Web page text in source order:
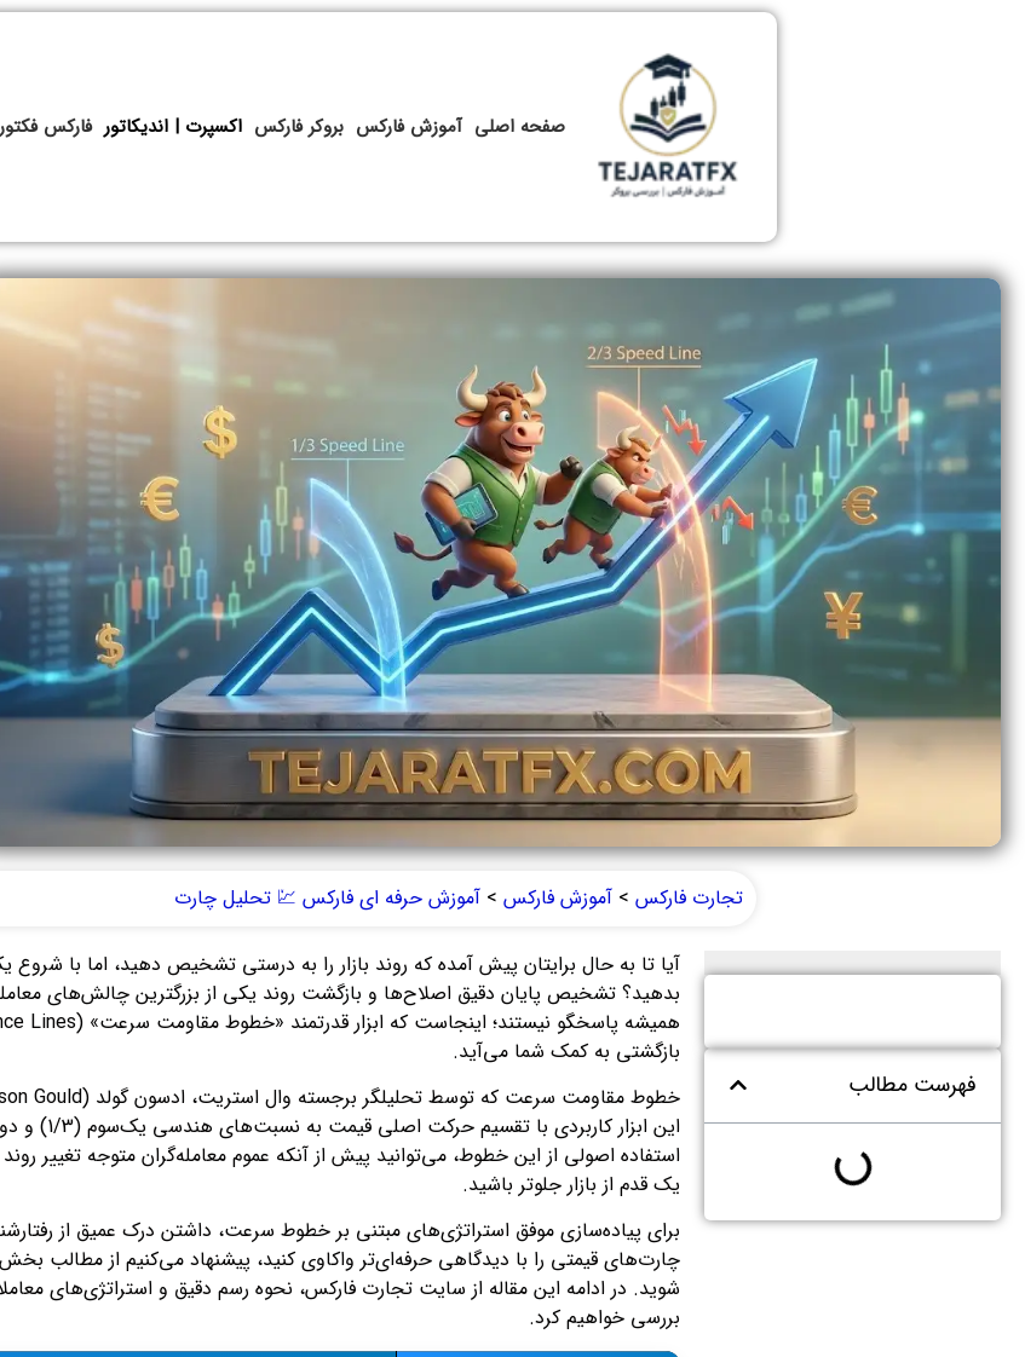
صفحه اصلی آموزش فارکس بروکر فارکس اکسپرت | اندیکاتور فارکس
تجارت فارکس > آموزش فارکس > آموزش حرفه ای فارکس 💹 تحلیل چارت
فهرست مطالب
بدهید؟ تشخیص پایان دقیق اصلاح‌ها و بازگشت روند یکی از بزرگترین چالش‌های
بازگشتی به کمک شما می‌آید.
استفاده اصولی از این خطوط، می‌توانید پیش از آنکه عموم معامله‌گران متوجه تغییر
یک قدم از بازار جلوتر باشید.
برای پیاده‌سازی موفق استراتژی‌های مبتنی بر خطوط سرعت، داشتن درک عمیق از
چارت‌های قیمتی را با دیدگاهی حرفه‌ای‌تر واکاوی کنید، پیشنهاد می‌کنیم از مطالب
بررسی خواهیم کرد.